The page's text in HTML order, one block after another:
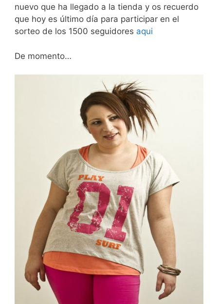
nuevo que ha llegado a la tienda y os recuerdo
que hoy es último día para participar en el
sorteo de los 1500 seguidores aqui
De momento…